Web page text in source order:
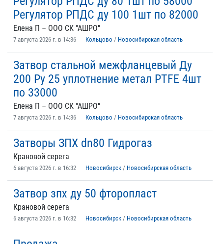
Регулятор РПДС ду 100 1шт по 82000
Елена П – ООО СК "АШРО"
7 августа 2026 г. в 14:36 Кольцово / Новосибирская область
Затвор стальной межфланцевый Ду
200 Ру 25 уплотнение метал PTFE 4шт
по 33000
Елена П – ООО СК "АШРО"
7 августа 2026 г. в 14:36 Кольцово / Новосибирская область
Затворы ЗПХ dn80 Гидрогаз
Крановой серега
6 августа 2026 г. в 16:32 Новосибирск / Новосибирская область
Затвор зпх ду 50 фторопласт
Крановой серега
6 августа 2026 г. в 16:32 Новосибирск / Новосибирская область